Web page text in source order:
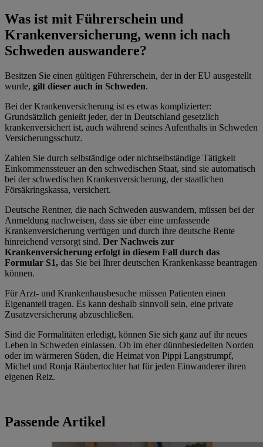
Was ist mit Führerschein und
Krankenversicherung, wenn ich nach
Schweden auswandere?
Besitzen Sie einen gültigen Führerschein, der in der EU ausgestellt
wurde, gilt dieser auch in Schweden.
Bei der Krankenversicherung ist es etwas komplizierter:
Grundsätzlich genießt jeder, der in Deutschland gesetzlich
krankenversichert ist, auch während seines Aufenthalts in Schweden
Versicherungsschutz.
Zahlen Sie durch selbständige oder nichtselbständige Tätigkeit
Einkommenssteuer an den schwedischen Staat, sind sie automatisch
bei der schwedischen Krankenversicherung, der staatlichen
Försäkringskassa, versichert.
Deutsche Rentner, die nach Schweden auswandern, müssen bei der
Anmeldung nachweisen, dass sie über eine umfassende
Krankenversicherung verfügen und durch ihre deutsche Rente
hinreichend versorgt sind. Der Nachweis zur
Krankenversicherung erfolgt in diesem Fall durch das
Formular S1, das Sie bei Ihrer deutschen Krankenkasse beantragen
können.
Für Arzt- und Krankenhausbesuche müssen Patienten einen
Eigenanteil tragen. Es kann deshalb sinnvoll sein, eine private
Zusatzversicherung abzuschließen.
Sind die Formalitäten erledigt, können Sie sich ganz auf ihr neues
Leben in Schweden einlassen. Ob im eher dünnbesiedelten Norden
oder im wärmeren Süden, die Heimat von Pippi Langstrumpf,
Michel und Ronja Räubertochter hat für jeden Einwanderer ihren
eigenen Reiz.
Passende Artikel